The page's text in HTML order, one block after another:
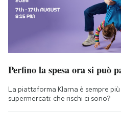
Perfino la spesa ora si può
La piattaforma Klarna è sempre
supermercati: che rischi ci sono?